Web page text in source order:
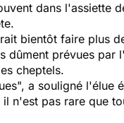
dans l'assiette
bientôt faire plus
dûment prévues par
cheptels.
", a souligné l'élue
n'est pas rare que